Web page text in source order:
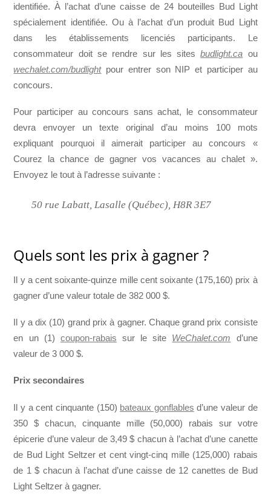
identifiée. À l’achat d’une caisse de 24 bouteilles Bud Light
spécialement identifiée. Ou à l’achat d’un produit Bud Light
dans les établissements licenciés participants. Le
consommateur doit se rendre sur les sitesbudlight.ca ou
wechalet.com/budlightpour entrer son NIP et participer au
concours.
Pour participer au concours sans achat, le consommateur
devra envoyer un texte original d’au moins 100 mots
expliquant pourquoi il aimerait participer au concours «
Courez la chance de gagner vos vacances au chalet ».
Envoyez le tout à l’adresse suivante :
50 rue Labatt, Lasalle (Québec), H8R 3E7
Quels sont les prix à gagner ?
Il y a cent soixante-quinze mille cent soixante (175,160) prix à
gagner d’une valeur totale de 382 000 $.
Il y a dix (10) grand prix à gagner. Chaque grand prix consiste
en un (1) coupon-rabais sur le site WeChalet.com d’une
valeur de 3 000 $.
Prix secondaires
Il y a cent cinquante (150) bateaux gonflables d’une valeur de
350 $ chacun, cinquante mille (50,000) rabais sur votre
épicerie d’une valeur de 3,49 $ chacun à l’achat d’une canette
de Bud Light Seltzer et cent vingt-cinq mille (125,000) rabais
de 1 $ chacun à l’achat d’une caisse de 12 canettes de Bud
Light Seltzer à gagner.